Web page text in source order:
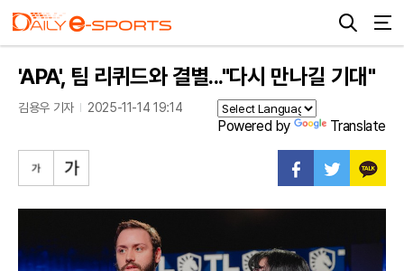
'APA', 팀 리퀴드와 결별..."다시 만나길 기대"
김용우 기자 2025-11-14 19:14
Powered by Translate